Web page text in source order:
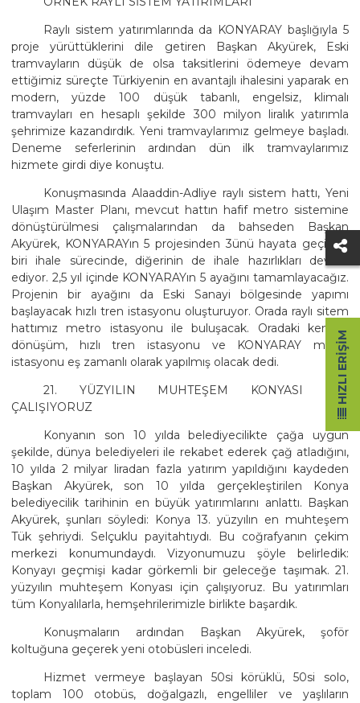
Raylı sistem yatırımlarında da KONYARAY başlığıyla 5
proje yürüttüklerini dile getiren Başkan Akyürek, Eski
tramvayların düşük de olsa taksitlerini ödemeye devam
ettiğimiz süreçte Türkiyenin en avantajlı ihalesini yaparak en
modern, yüzde 100 düşük tabanlı, engelsiz, klimalı
tramvayları en hesaplı şekilde 300 milyon liralık yatırımla
şehrimize kazandırdık. Yeni tramvaylarımız gelmeye başladı.
Deneme seferlerinin ardından dün ilk tramvaylarımız
hizmete girdi diye konuştu.
Konuşmasında Alaaddin-Adliye raylı sistem hattı, Yeni
Ulaşım Master Planı, mevcut hattın hafif metro sistemine
dönüştürülmesi çalışmalarından da bahseden Başkan
Akyürek, KONYARAYın 5 projesinden 3ünü hayata geçirdik,
biri ihale sürecinde, diğerinin de ihale hazırlıkları devam
ediyor. 2,5 yıl içinde KONYARAYın 5 ayağını tamamlayacağız.
Projenin bir ayağını da Eski Sanayi bölgesinde yapımı
başlayacak hızlı tren istasyonu oluşturuyor. Orada raylı sitem
hattımız metro istasyonu ile buluşacak. Oradaki kentsel
dönüşüm, hızlı tren istasyonu ve KONYARAY metro
istasyonu eş zamanlı olarak yapılmış olacak dedi.
21. YÜZYILIN MUHTEŞEM KONYASI İÇİN
ÇALIŞIYORUZ
Konyanın son 10 yılda belediyecilikte çağa uygun
şekilde, dünya belediyeleri ile rekabet ederek çağ atladığını,
10 yılda 2 milyar liradan fazla yatırım yapıldığını kaydeden
Başkan Akyürek, son 10 yılda gerçekleştirilen Konya
belediyecilik tarihinin en büyük yatırımlarını anlattı. Başkan
Akyürek, şunları söyledi: Konya 13. yüzyılın en muhteşem
Tük şehriydi. Selçuklu payitahtıydı. Bu coğrafyanın çekim
merkezi konumundaydı. Vizyonumuzu şöyle belirledik:
Konyayı geçmişi kadar görkemli bir geleceğe taşımak. 21.
yüzyılın muhteşem Konyası için çalışıyoruz. Bu yatırımları
tüm Konyalılarla, hemşehrilerimizle birlikte başardık.
Konuşmaların ardından Başkan Akyürek, şoför
koltuğuna geçerek yeni otobüsleri inceledi.
Hizmet vermeye başlayan 50si körüklü, 50si solo,
toplam 100 otobüs, doğalgazlı, engelliler ve yaşlıların
HIZLI ERIŞIM